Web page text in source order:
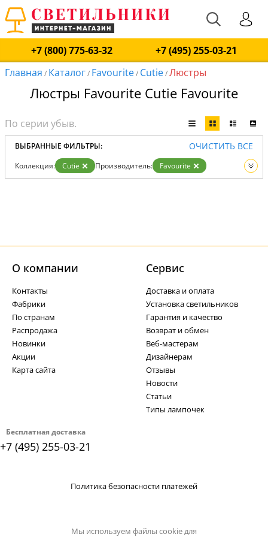
+7 (800) 775-63-32
+7 (495) 255-03-21
Главная / Каталог/ Favourite/ Cutie/Люстры
Люстры Favourite Cutie Favourite
ВЫБРАННЫЕ ФИЛЬТРЫ: ОЧИСТИТЬ ВСЕ
Коллекция: Cutie Производитель:
Favourite
Вид:
Люстры
Бесплатная доставка
+7 (495) 255-03-21
О компании
Контакты
Фабрики
По странам
Распродажа
Новинки
Акции
Карта сайта
Cервис
Доставка и оплата
Установка светильников
Гарантия и качество
Возврат и обмен
Веб-мастерам
Дизайнерам
Отзывы
Новости
Статьи
Типы лампочек
Политика безопасности платежей
Мы используем файлы cookie для